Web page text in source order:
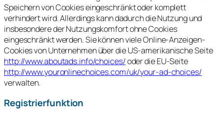
Speichern von Cookies eingeschränkt oder komplett
verhindert wird. Allerdings kann dadurch die Nutzung und
insbesondere der Nutzungskomfort ohne Cookies
eingeschränkt werden. Sie können viele Online-Anzeigen-
Cookies von Unternehmen über die US-amerikanische Seite
http://www.aboutads.info/choices/oder die EU-Seite
http://www.youronlinechoices.com/uk/your-ad-choices/
verwalten.
Registrierfunktion